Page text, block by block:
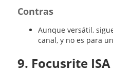
Contras
Aunque versátil,
canal, y no es para
9. Focusrite